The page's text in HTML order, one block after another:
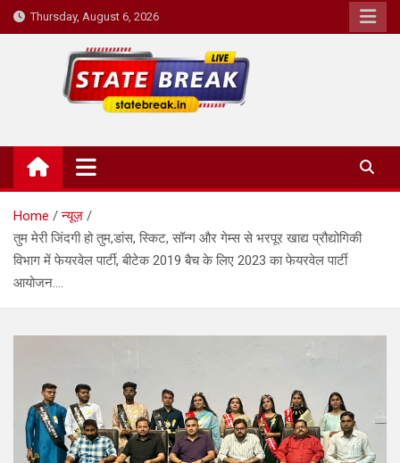
Skip
to
Thursday, August 6, 2026
State Break
Home
न्यूज़
तुम मेरी जिंदगी हो तुम,डांस, स्किट, सॉन्ग और गेम्स से भरपूर खाद्य प्रौद्योगिकी
विभाग में फेयरवेल पार्टी, बीटेक 2019 बैच के लिए 2023 का फेयरवेल पार्टी
आयोजन….